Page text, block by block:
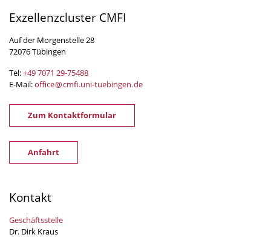
Exzellenzcluster CMFI
Auf der Morgenstelle 28
72076 Tübingen
Tel:+49 7071 29-75488
E-Mail:office@cmfi.uni-tuebingen.de
Zum Kontaktformular
Anfahrt
Kontakt
Geschäftsstelle
Dr. Dirk Kraus